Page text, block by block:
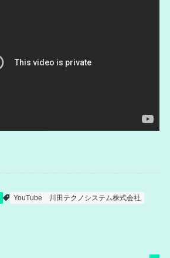
YouTube 川田テクノシステム株式会社